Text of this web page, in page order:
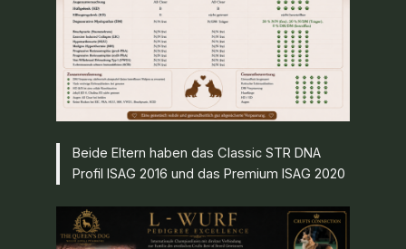
Beide Eltern haben das Classic STR DNA
Profil ISAG 2016 und das Premium ISAG 2020